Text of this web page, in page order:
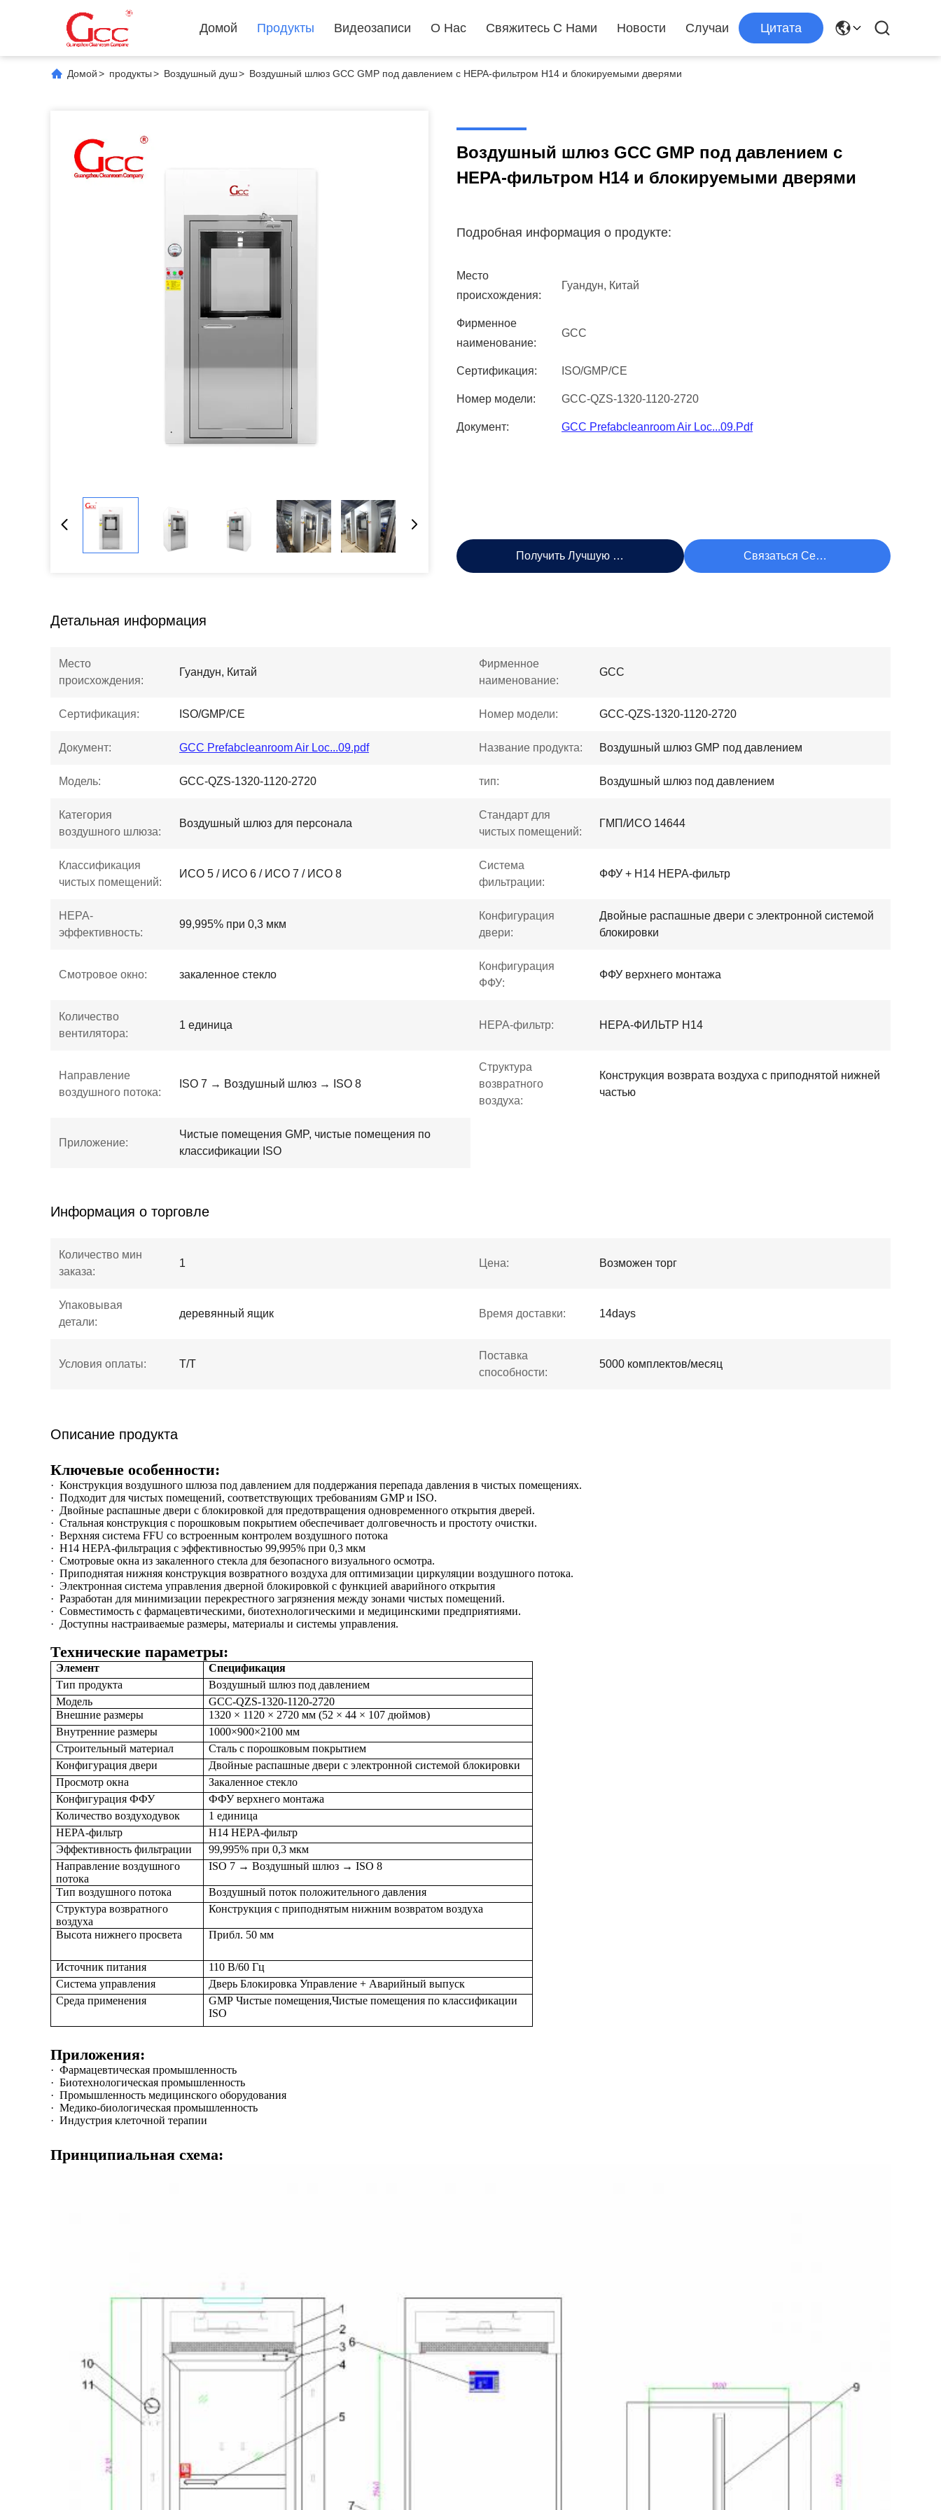
Домой Продукты Видеозаписи О Нас Свяжитесь С Нами Новости Случаи Цитата
Домой> продукты> Воздушный душ> Воздушный шлюз GCC GMP под давлением с HEPA-фильтром H14 и блокируемыми дверями
Воздушный шлюз GCC GMP под давлением с
HEPA-фильтром H14 и блокируемыми дверями
Подробная информация о продукте:
Место
происхождения:
Гуандун, Китай
Фирменное
наименование:
GCC
Сертификация: ISO/GMP/CE
Номер модели: GCC-QZS-1320-1120-2720
Документ: GCC Prefabcleanroom Air Loc...09.pdf
Получить Лучшую Цену Связаться Сейчас
Детальная информация
Место
происхождения:
Гуандун, Китай
Фирменное
наименование:
GCC
Сертификация: ISO/GMP/CE Номер модели: GCC-QZS-1320-1120-2720
Документ: GCC Prefabcleanroom Air Loc...09.pdf Название продукта: Воздушный шлюз GMP под давлением
Модель: GCC-QZS-1320-1120-2720 тип: Воздушный шлюз под давлением
Категория
воздушного шлюза:
Воздушный шлюз для персонала
Стандарт для
чистых помещений:
ГМП/ИСО 14644
Классификация
чистых помещений:
ИСО 5 / ИСО 6 / ИСО 7 / ИСО 8
Система
фильтрации:
ФФУ + H14 HEPA-фильтр
HEPA-
эффективность:
99,995% при 0,3 мкм
Конфигурация
двери:
Двойные распашные двери с электронной системой
блокировки
Смотровое окно: закаленное стекло
Конфигурация
ФФУ:
ФФУ верхнего монтажа
Количество
вентилятора:
1 единица HEPA-фильтр: НЕРА-ФИЛЬТР H14
Направление
воздушного потока:
ISO 7 → Воздушный шлюз → ISO 8
Структура
возвратного
воздуха:
Конструкция возврата воздуха с приподнятой нижней
частью
Приложение:
Чистые помещения GMP, чистые помещения по
классификации ISO
Информация о торговле
Количество мин
заказа:
1 Цена: Возможен торг
Упаковывая
детали:
деревянный ящик Время доставки: 14days
Условия оплаты: Т/Т
Поставка
способности:
5000 комплектов/месяц
Описание продукта
Ключевые особенности:
· Конструкция воздушного шлюза под давлением для поддержания перепада давления в чистых помещениях.
· Подходит для чистых помещений, соответствующих требованиям GMP и ISO.
· Двойные распашные двери с блокировкой для предотвращения одновременного открытия дверей.
· Стальная конструкция с порошковым покрытием обеспечивает долговечность и простоту очистки.
· Верхняя система FFU со встроенным контролем воздушного потока
· H14 HEPA-фильтрация с эффективностью 99,995% при 0,3 мкм
· Смотровые окна из закаленного стекла для безопасного визуального осмотра.
· Приподнятая нижняя конструкция возвратного воздуха для оптимизации циркуляции воздушного потока.
· Электронная система управления дверной блокировкой с функцией аварийного открытия
· Разработан для минимизации перекрестного загрязнения между зонами чистых помещений.
· Совместимость с фармацевтическими, биотехнологическими и медицинскими предприятиями.
· Доступны настраиваемые размеры, материалы и системы управления.
Технические параметры:
Элемент
Спецификация
Тип продукта
Воздушный шлюз под давлением
Модель
GCC-QZS-1320-1120-2720
Внешние размеры
1320 × 1120 × 2720 мм (52 × 44 × 107 дюймов)
Внутренние размеры
1000×900×2100 мм
Строительный материал
Сталь с порошковым покрытием
Конфигурация двери
Двойные распашные двери с электронной системой блокировки
Просмотр окна
Закаленное стекло
Конфигурация ФФУ
ФФУ верхнего монтажа
Количество воздуходувок
1 единица
HEPA-фильтр
H14 HEPA-фильтр
Эффективность фильтрации
99,995% при 0,3 мкм
Направление воздушного
потока
ISO 7 → Воздушный шлюз → ISO 8
Тип воздушного потока
Воздушный поток положительного давления
Структура возвратного
воздуха
Конструкция с приподнятым нижним возвратом воздуха
Высота нижнего просвета Прибл. 50 мм
Источник питания
110 В/60 Гц
Система управления
Дверь Блокировка Управление + Аварийный выпуск
Среда применения
GMP Чистые помещения,Чистые помещения по классификации
ISO
Приложения:
· Фармацевтическая промышленность
· Биотехнологическая промышленность
· Промышленность медицинского оборудования
· Медико-биологическая промышленность
· Индустрия клеточной терапии
Принципиальная схема: